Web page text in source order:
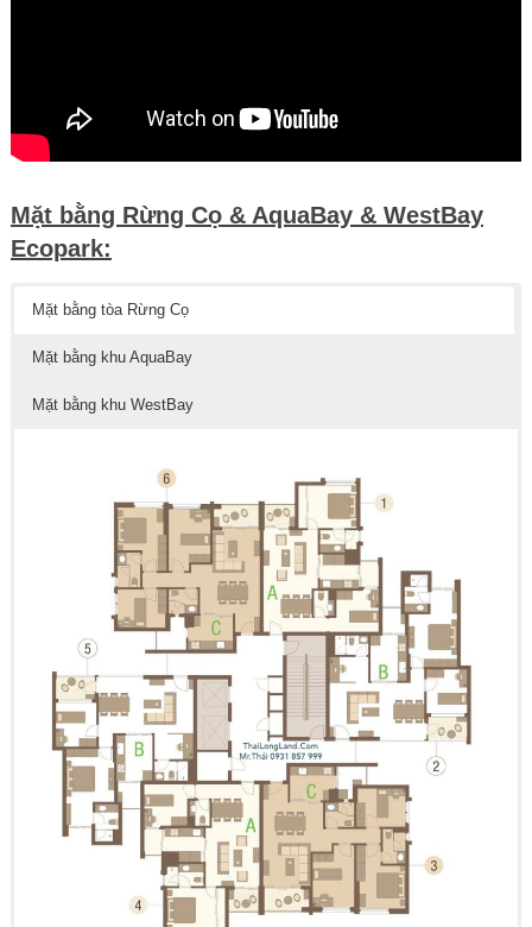
Mặt bằng Rừng Cọ & AquaBay & WestBay
Ecopark:
Mặt bằng tòa Rừng Cọ
Mặt bằng khu AquaBay
Mặt bằng khu WestBay